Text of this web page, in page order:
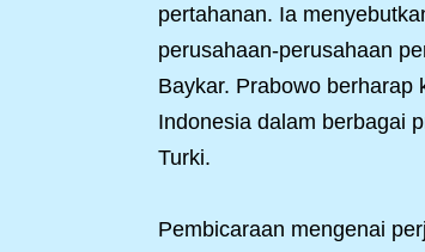
pertahanan. Ia
perusahaan-perusahaan
Baykar. Prabowo berharap
Indonesia dalam berbagai
Turki.
Pembicaraan mengenai